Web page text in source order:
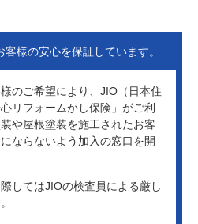
客様の安心を保証しています。
のご希望により、JIO（日本住
リフォームかし保険」がご利
や屋根塗装を施工されたお客
ならないよう加入の窓口を開
した。
してはJIOの検査員による厳し